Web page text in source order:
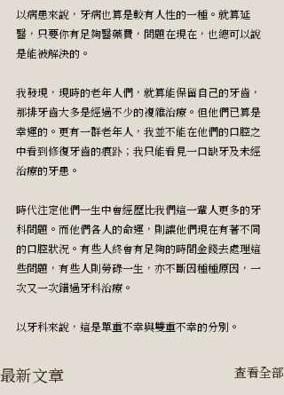
以病患來說，牙病也算是較有人性的一種。就算延
醫，只要你有足夠醫藥費，問題在現在，也總可以說
是能被解決的。
我發現，現時的老年人們，就算能保留自己的牙齒，
那排牙齒大多是經過不少的複雜治療。但他們已算是
幸運的。更有一群老年人，我並不能在他們的口腔之
中看到修復牙齒的痕䟔；我只能看見一口缺牙及未經
治療的牙患。
時代注定他們一生中會經歷比我們這一輩人更多的牙
科問題。而他們各人的命運，則讓他們現在有著不同
的口腔狀況。有些人終會有足夠的時間金錢去處理這
些問題，有些人則勞碌一生，亦不斷因種種原因，一
次又一次錯過牙科治療。
以牙科來說，這是單重不幸與雙重不幸的分別。
最新文章 查看全部